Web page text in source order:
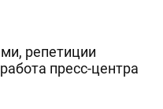
репетиции
пресс-центра